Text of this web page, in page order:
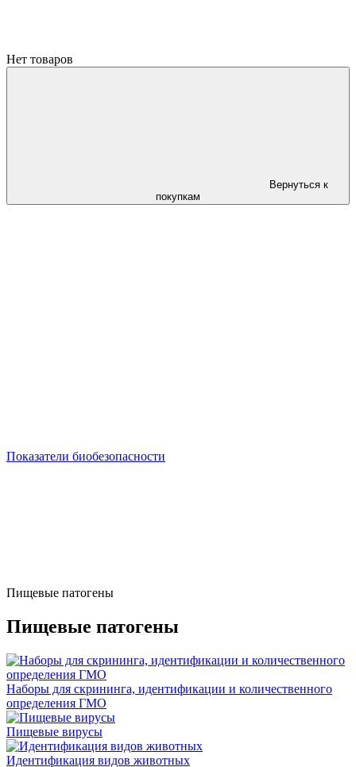
Нет товаров
Вернуться к
покупкам
Показатели биобезопасности
Пищевые патогены
Пищевые патогены
Наборы для скрининга, идентификации и количественного
определения ГМО
Пищевые вирусы
Идентификация видов животных